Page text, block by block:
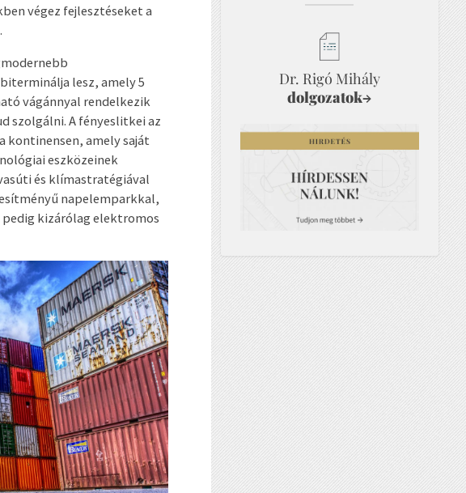
végez fejlesztéseket a
lesz, amely 5
vágánnyal rendelkezik
szolgálni. A fényeslitkei az
kontinensen, amely saját
eszközeinek
és klímastratégiával
napelemparkkal,
kizárólag elektromos
Dr. Rigó Mihály
dolgozatok→